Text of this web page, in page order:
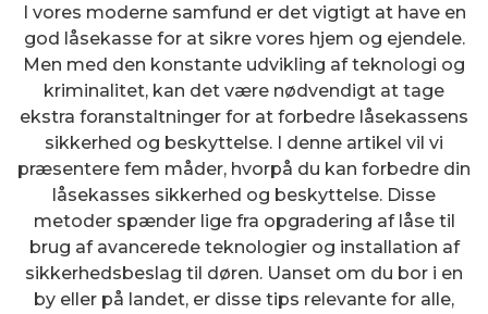
I vores moderne samfund er det vigtigt at have en
god låsekasse for at sikre vores hjem og ejendele.
Men med den konstante udvikling af teknologi og
kriminalitet, kan det være nødvendigt at tage
ekstra foranstaltninger for at forbedre låsekassens
sikkerhed og beskyttelse. I denne artikel vil vi
præsentere fem måder, hvorpå du kan forbedre din
låsekasses sikkerhed og beskyttelse. Disse
metoder spænder lige fra opgradering af låse til
brug af avancerede teknologier og installation af
sikkerhedsbeslag til døren. Uanset om du bor i en
by eller på landet, er disse tips relevante for alle,